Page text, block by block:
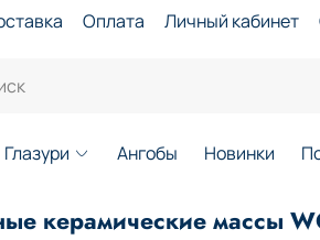
Оплата Личный кабинет
Глазури Ангобы Новинки
керамические массы